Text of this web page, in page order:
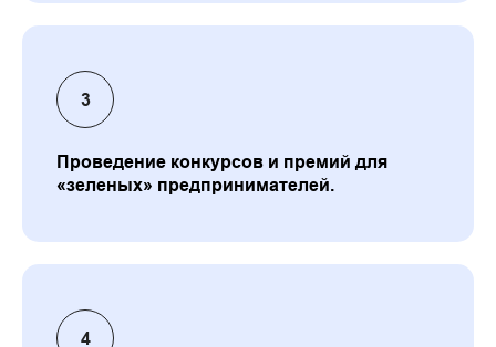
Проведение конкурсов и премий для
«зеленых» предпринимателей.